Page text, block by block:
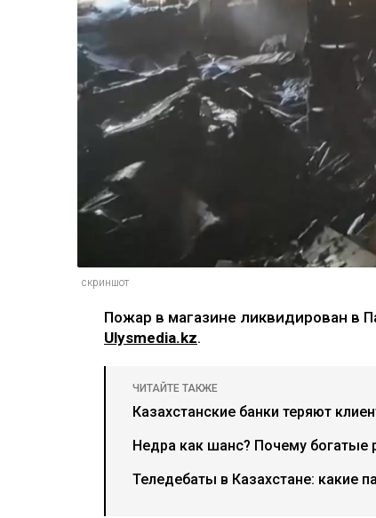
скриншот
Пожар в магазине ликвидирован в
Ulysmedia.kz.
ЧИТАЙТЕ ТАКЖЕ
Казахстанские банки теряют
Недра как шанс? Почему богатые
Теледебаты в Казахстане: какие